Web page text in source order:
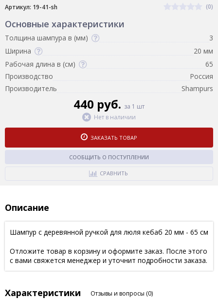
Артикул: 19-41-sh (0)
Основные характеристики
Толщина шампура в (мм)
3
Ширина
20 мм
Рабочая длина в (см)
65
Производство
Россия
Производитель
Shampurs
440 руб. за 1 шт
Нет в наличии
ЗАКАЗАТЬ ТОВАР
СООБЩИТЬ О ПОСТУПЛЕНИИ
СРАВНИТЬ
Описание
Шампур с деревянной ручкой для люля кебаб 20 мм - 65 см
Отложите товар в корзину и оформите заказ. После этого
с вами свяжется менеджер и уточнит подробности заказа.
Характеристики Отзывы и вопросы (0)